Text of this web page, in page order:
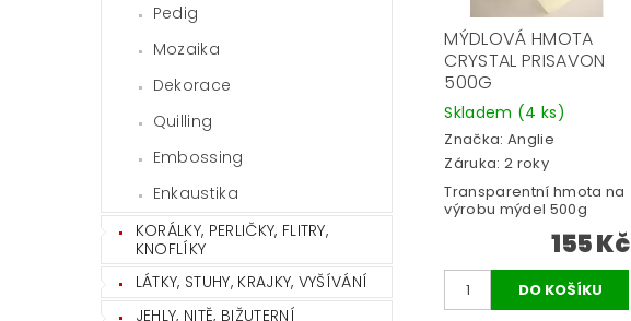
Pedig
Mozaika
Dekorace
Quilling
Embossing
Enkaustika
KORÁLKY, PERLIČKY, FLITRY,
KNOFLÍKY
LÁTKY, STUHY, KRAJKY, VYŠÍVÁNÍ
JEHLY, NITĚ, BIŽUTERNÍ
MÝDLOVÁ HMOTA
CRYSTAL PRISAVON
500G
Skladem (4 ks)
Značka: Anglie
Záruka: 2 roky
Transparentní hmota na
výrobu mýdel 500g
155 Kč